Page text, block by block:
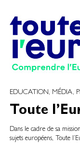
EDUCATION, MÉDIA,
Toute
Dans le cadre de sa
sujets européens, Toute